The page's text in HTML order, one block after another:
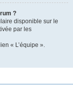
?
disponible sur le
par les
« L’équipe ».